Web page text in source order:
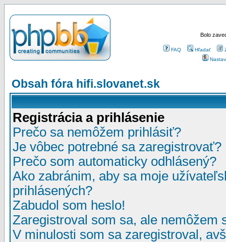
Bolo
FAQ Hľadať
Obsah fóra hifi.slovanet.sk
Registrácia a prihlásenie
Prečo sa nemôžem prihlásiť?
Je vôbec potrebné sa zaregistrovať?
Prečo som automaticky odhlásený?
Ako zabránim, aby sa moje
prihlásených?
Zabudol som heslo!
Zaregistroval som sa, ale nemôžem
V minulosti som sa zaregistroval,